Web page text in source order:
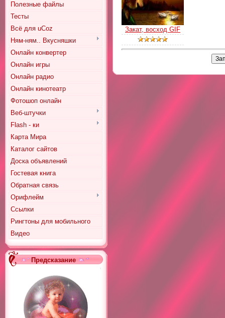
Полезные файлы
Тесты
Всё для uCoz
Ням-ням.. Вкусняшки
Онлайн конвертер
Онлайн игры
Онлайн радио
Онлайн кинотеатр
Фотошоп онлайн
Веб-штучки
Flash - ки
Карта Мира
Каталог сайтов
Доска объявлений
Гостевая книга
Обратная связь
Орифлейм
Ссылки
Рингтоны для мобильного
Видео
Предсказание
Закат, восход GIF